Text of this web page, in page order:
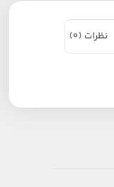
نظرات (0)